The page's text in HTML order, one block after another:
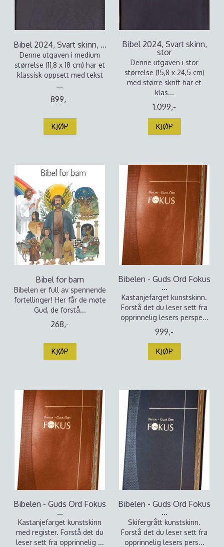
Bibel 2024, Svart skinn, ...
Denne utgaven i medium
størrelse (11,8 x 18 cm) har et
klassisk oppsett med tekst
...
899,-
KJØP
Bibel 2024, Svart skinn,
stor
Denne utgaven i stor
størrelse (15,8 x 24,5 cm)
med større skrift har et
klas...
1.099,-
KJØP
Bibel for barn
Bibelen er full av spennende
fortellinger! Her får de møte
Gud, de forstå...
268,-
KJØP
Bibelen - Guds Ord Fokus
...
Kastanjefarget kunstskinn.
Forstå det du leser sett fra
opprinnelig lesers perspe...
999,-
KJØP
Bibelen - Guds Ord Fokus
...
Kastanjefarget kunstskinn
med register. Forstå det du
leser sett fra opprinnelig ...
Bibelen - Guds Ord Fokus
...
Skifergrått kunstskinn.
Forstå det du leser sett fra
opprinnelig lesers pers...